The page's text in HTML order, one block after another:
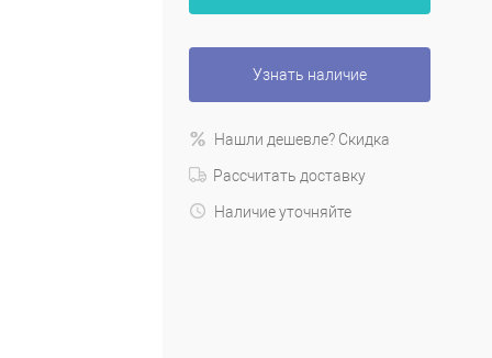
Узнать наличие
Нашли дешевле? Скидка
Рассчитать доставку
Наличие уточняйте